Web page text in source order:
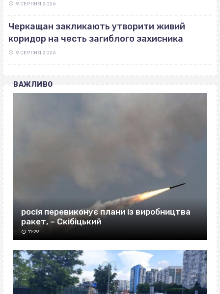
9 СЕРПНЯ 2026
Черкащан закликають утворити живий
коридор на честь загиблого захисника
9 СЕРПНЯ 2026
ВАЖЛИВО
росія перевиконує плани із виробництва
ракет, – Скібіцький
11:29